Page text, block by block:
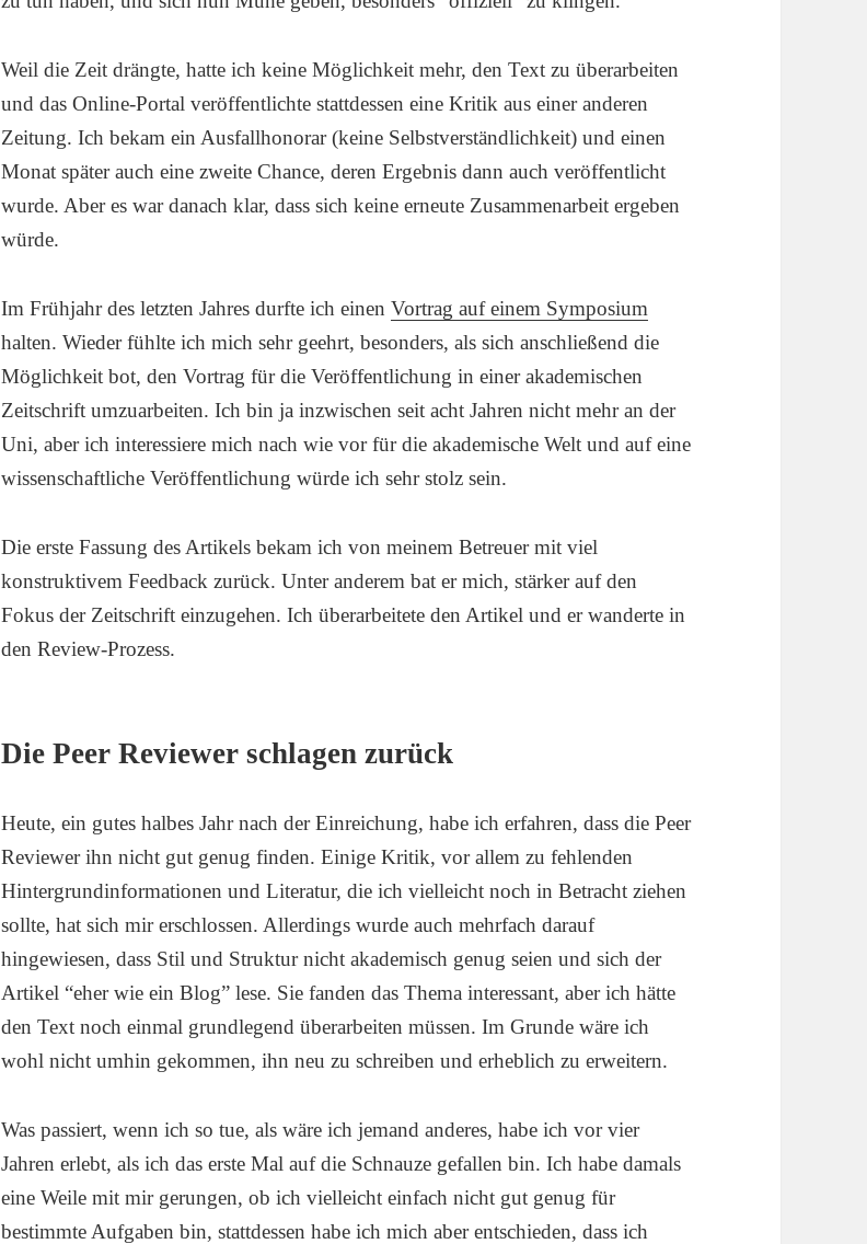
Weil die Zeit drängte, hatte ich keine Möglichkeit mehr, den Text zu überarbeiten
und das Online-Portal veröffentlichte stattdessen eine Kritik aus einer anderen
Zeitung. Ich bekam ein Ausfallhonorar (keine Selbstverständlichkeit) und einen
Monat später auch eine zweite Chance, deren Ergebnis dann auch veröffentlicht
wurde. Aber es war danach klar, dass sich keine erneute Zusammenarbeit ergeben
würde.
Im Frühjahr des letzten Jahres durfte ich einenVortrag auf einem Symposium
halten. Wieder fühlte ich mich sehr geehrt, besonders, als sich anschließend die
Möglichkeit bot, den Vortrag für die Veröffentlichung in einer akademischen
Zeitschrift umzuarbeiten. Ich bin ja inzwischen seit acht Jahren nicht mehr an der
Uni, aber ich interessiere mich nach wie vor für die akademische Welt und auf eine
wissenschaftliche Veröffentlichung würde ich sehr stolz sein.
Die erste Fassung des Artikels bekam ich von meinem Betreuer mit viel
konstruktivem Feedback zurück. Unter anderem bat er mich, stärker auf den
Fokus der Zeitschrift einzugehen. Ich überarbeitete den Artikel und er wanderte in
den Review-Prozess.
Die Peer Reviewer schlagen zurück
Heute, ein gutes halbes Jahr nach der Einreichung, habe ich erfahren, dass die Peer
Reviewer ihn nicht gut genug finden. Einige Kritik, vor allem zu fehlenden
Hintergrundinformationen und Literatur, die ich vielleicht noch in Betracht ziehen
sollte, hat sich mir erschlossen. Allerdings wurde auch mehrfach darauf
hingewiesen, dass Stil und Struktur nicht akademisch genug seien und sich der
Artikel “eher wie ein Blog” lese. Sie fanden das Thema interessant, aber ich hätte
den Text noch einmal grundlegend überarbeiten müssen. Im Grunde wäre ich
wohl nicht umhin gekommen, ihn neu zu schreiben und erheblich zu erweitern.
Was passiert, wenn ich so tue, als wäre ich jemand anderes, habe ich vor vier
Jahren erlebt, als ich das erste Mal auf die Schnauze gefallen bin. Ich habe damals
eine Weile mit mir gerungen, ob ich vielleicht einfach nicht gut genug für
bestimmte Aufgaben bin, stattdessen habe ich mich aber entschieden, dass ich